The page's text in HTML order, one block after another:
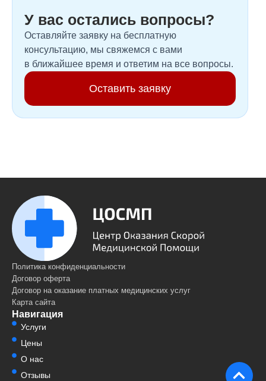
У вас остались вопросы?
Оставляйте заявку на бесплатную
консультацию, мы свяжемся с вами
в ближайшее время и ответим на все вопросы.
Оставить заявку
Политика конфиденциальности
Договор оферта
Договор на оказание платных медицинских услуг
Карта сайта
Навигация
Услуги
Цены
О нас
Отзывы